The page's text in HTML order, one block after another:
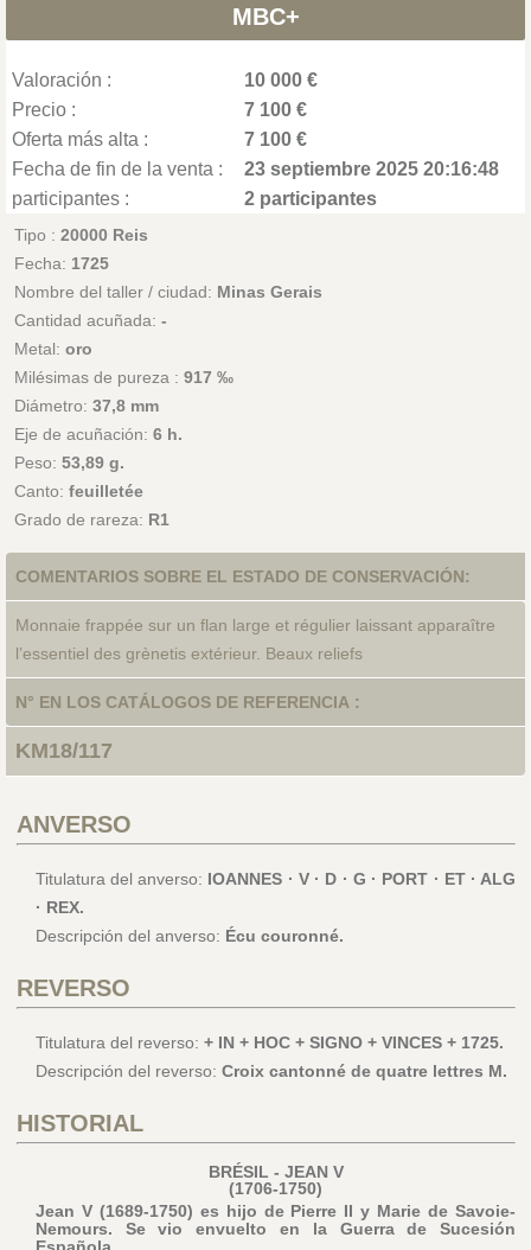
MBC+
Valoración :
10 000 €
Precio :
7 100 €
Oferta más alta :
7 100 €
Fecha de fin de la venta :
23 septiembre 2025 20:16:48
participantes :
2 participantes
Tipo : 20000 Reis
Fecha: 1725
Nombre del taller / ciudad: Minas Gerais
Cantidad acuñada: -
Metal: oro
Milésimas de pureza : 917 ‰
Diámetro: 37,8 mm
Eje de acuñación: 6 h.
Peso: 53,89 g.
Canto: feuilletée
Grado de rareza: R1
COMENTARIOS SOBRE EL ESTADO DE CONSERVACIÓN:
Monnaie frappée sur un flan large et régulier laissant apparaître
l’essentiel des grènetis extérieur. Beaux reliefs
N° EN LOS CATÁLOGOS DE REFERENCIA :
KM18/117
ANVERSO
Titulatura del anverso: IOANNES · V · D · G · PORT · ET · ALG
· REX.
Descripción del anverso: Écu couronné.
REVERSO
Titulatura del reverso: + IN + HOC + SIGNO + VINCES + 1725.
Descripción del reverso: Croix cantonné de quatre lettres M.
HISTORIAL
BRÉSIL - JEAN V
(1706-1750)
Jean V (1689-1750) es hijo de Pierre II y Marie de Savoie-
Nemours. Se vio envuelto en la Guerra de Sucesión